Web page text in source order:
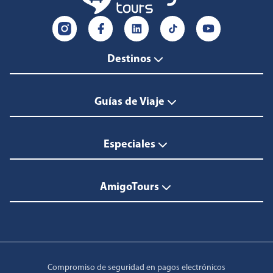
Destinos
Guías de Viaje
Especiales
AmigoTours
Compromiso de seguridad en pagos electrónicos